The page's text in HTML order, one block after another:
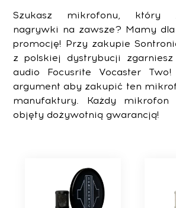
Szukasz mikrofonu, który
nagrywki na zawsze? Mamy
promocję! Przy zakupie
z polskiej dystrybucji
audio Focusrite Vocaster
argument aby zakupić ten
manufaktury. Każdy mikrofon
objęty dożywotnią gwarancją!